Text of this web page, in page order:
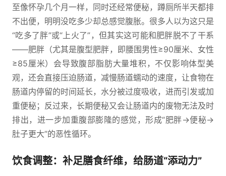
至像怀孕几个月一样，同时还经常便秘，蹲厕所半天都排
不出便，明明没吃多少却总感觉腹胀。很多人以为这只是
“吃多了胖”或“上火了”，但其实这可能和肥胖脱不了干系
——肥胖（尤其是腹型肥胖，即腰围男性≥90厘米、女性
≥85厘米）会导致腹部脂肪大量堆积，不仅影响体型美
观，还会直接压迫肠道，减慢肠道蠕动的速度，让食物在
肠道内停留的时间延长，水分被过度吸收，进而引发或加
重便秘；反过来，长期便秘又会让肠道内的废物无法及时
排出，进一步加重腹部膨隆的感觉，形成“肥胖→便秘→
肚子更大”的恶性循环。
饮食调整：补足膳食纤维，给肠道“添动力”